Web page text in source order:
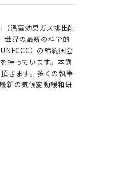
（温室効果ガス排出削
世界の最新の科学的
UNFCCC）の締約国会
持っています。本講
きます。多くの執筆
新の気候変動緩和研